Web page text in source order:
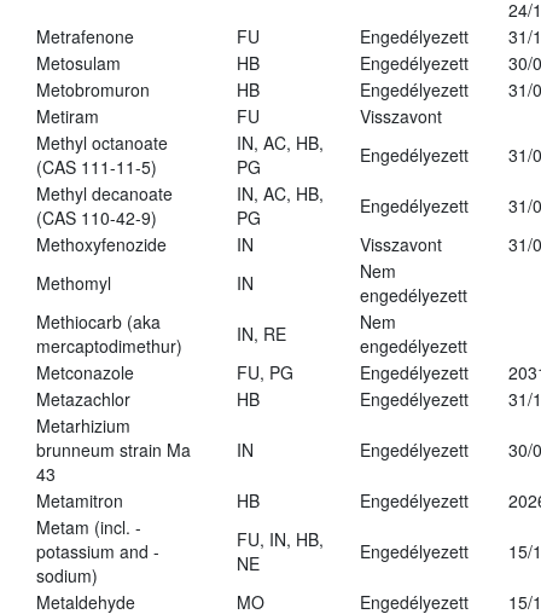
24/
Metrafenone
FU Engedélyezett
31/
Metosulam
HB Engedélyezett
30/
Metobromuron
HB Engedélyezett
31/
Metiram
FU
Visszavont
Methyl octanoate
(CAS 111-11-5)
IN, AC, HB,
PG
Engedélyezett
31/
Methyl decanoate
(CAS 110-42-9)
IN, AC, HB,
PG
Engedélyezett
31/
Methoxyfenozide
IN Visszavont
31/
Methomyl
IN
Nem
engedélyezett
Methiocarb (aka
mercaptodimethur)
IN, RE
Nem
engedélyezett
Metconazole
FU, PG Engedélyezett
Metazachlor
HB Engedélyezett
31/
Metarhizium
brunneum strain Ma
43
IN Engedélyezett 30/
Metamitron HB Engedélyezett
Metam (incl. -
potassium and -
sodium)
FU, IN, HB,
NE
Engedélyezett 15/
Metaldehyde MO Engedélyezett
15/